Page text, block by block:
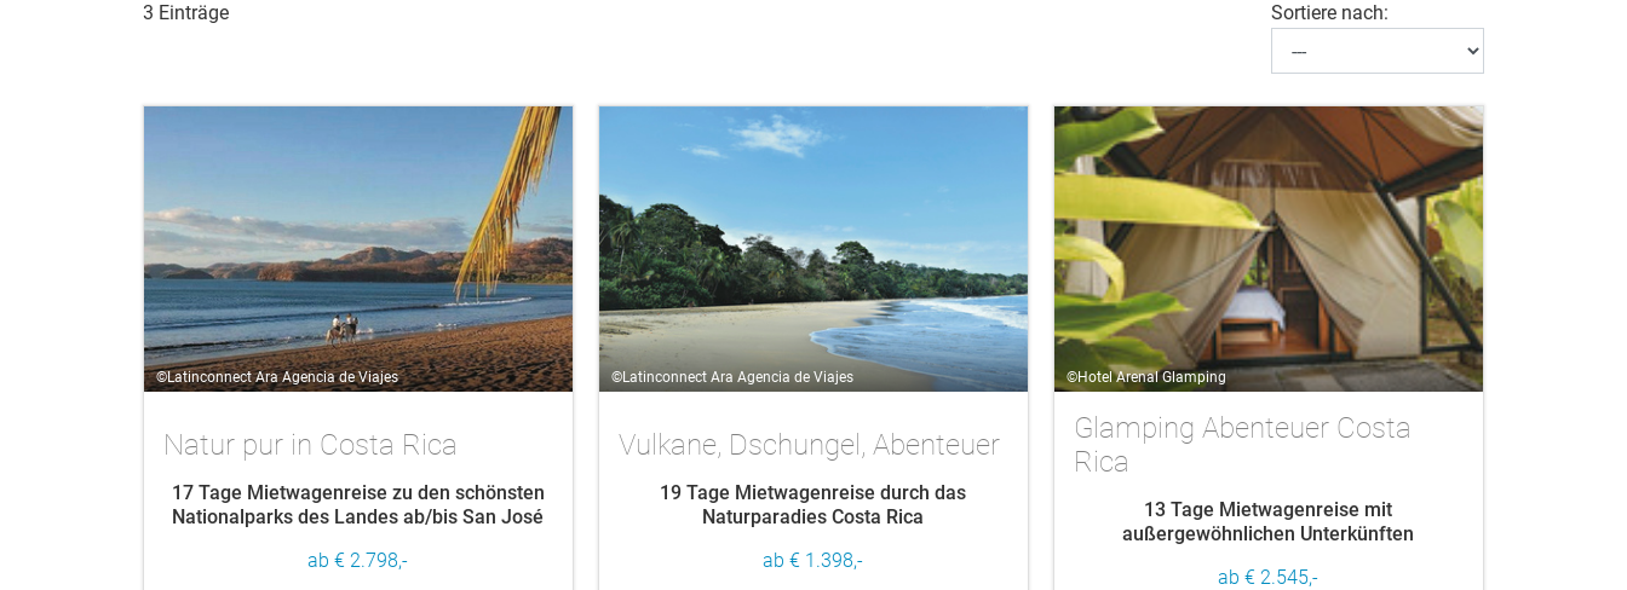
3 Einträge Sortiere nach:
©Latinconnect Ara Agencia de Viajes
Natur pur in Costa Rica
17 Tage Mietwagenreise zu den schönsten
Nationalparks des Landes ab/bis San José
ab € 2.798,-
©Latinconnect Ara Agencia de Viajes
Vulkane, Dschungel, Abenteuer
19 Tage Mietwagenreise durch das
Naturparadies Costa Rica
ab € 1.398,-
©Hotel Arenal Glamping
Glamping Abenteuer Costa
Rica
13 Tage Mietwagenreise mit
außergewöhnlichen Unterkünften
ab € 2.545,-